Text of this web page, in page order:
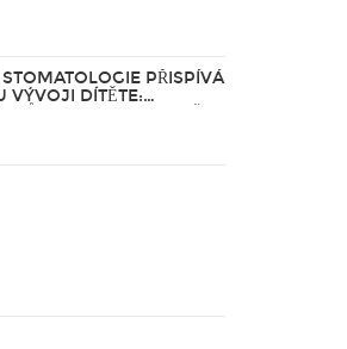
PŘISPÍVÁ
VÝVOJI DÍTĚTE: